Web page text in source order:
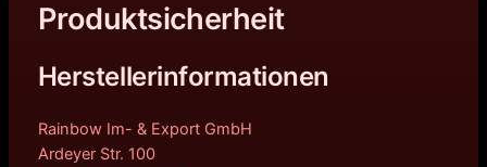
Produktsicherheit
Herstellerinformationen
Rainbow Im- & Export GmbH
Ardeyer Str. 100